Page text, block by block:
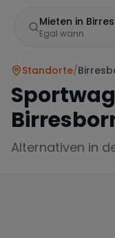
Mieten in
Egal wann
Standorte/
Alternativen in